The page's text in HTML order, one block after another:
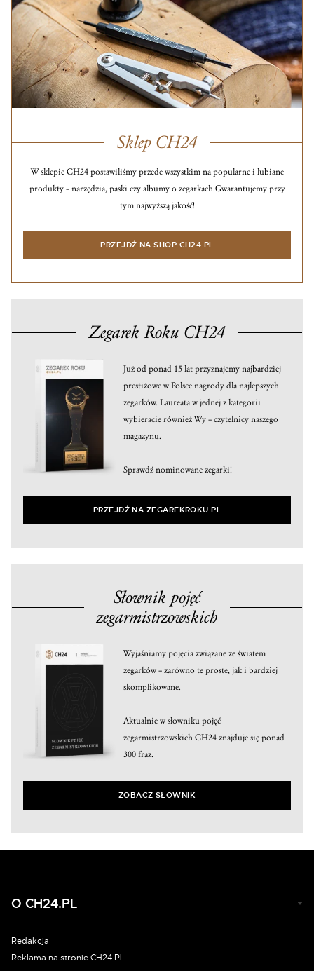
Sklep CH24
W sklepie CH24 postawiliśmy przede wszystkim na popularne i lubiane
produkty – narzędzia, paski czy albumy o zegarkach.Gwarantujemy przy
tym najwyższą jakość!
PRZEJDŹ NA SHOP.CH24.PL
Zegarek Roku CH24
Już od ponad 15 lat przyznajemy najbardziej
prestiżowe w Polsce nagrody dla najlepszych
zegarków. Laureata w jednej z kategorii
wybieracie również Wy – czytelnicy naszego
magazynu.
Sprawdź nominowane zegarki!
PRZEJDŹ NA ZEGAREKROKU.PL
Słownik pojęć
zegarmistrzowskich
Wyjaśniamy pojęcia związane ze światem
zegarków – zarówno te proste, jak i bardziej
skomplikowane.
Aktualnie w słowniku pojęć
zegarmistrzowskich CH24 znajduje się ponad
300 fraz.
ZOBACZ SŁOWNIK
O CH24.PL
Redakcja
Reklama na stronie CH24.PL